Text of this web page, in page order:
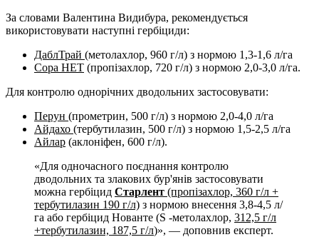
За словами Валентина Видибура, рекомендується
використовувати наступні гербіциди:
ДаблТрай (метолахлор, 960 г/л) з нормою 1,3-1,6 л/га
Сора НЕТ (пропізахлор, 720 г/л) з нормою 2,0-3,0 л/га.
Для контролю однорічних дводольних застосовувати:
Перун (прометрин, 500 г/л) з нормою 2,0-4,0 л/га
Айдахо (тербутилазин, 500 г/л) з нормою 1,5-2,5 л/га
Айлар (аклоніфен, 600 г/л).
«Для одночасного поєднання контролю
дводольних та злакових бур'янів застосовувати
можна гербіцид Старлент (пропізахлор, 360 г/л +
тербутилазин 190 г/л) з нормою внесення 3,8-4,5 л/
га або гербіцид Нованте (S -метолахлор, 312,5 г/л
+тербутилазин, 187,5 г/л)», — доповнив експерт.